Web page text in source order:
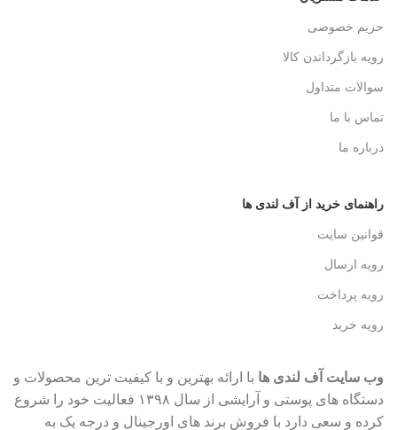
حریم خصوصی
رویه بازگرداندن کالا
سوالات متداول
تماس با ما
درباره ما
راهنمای خرید از آف لندی ها
قوانین سایت
رویه ارسال
رویه پرداخت
رویه خرید
وب سایت آف لندی ها با ارائه بهترین و با کیفیت ترین محصولات و
دستگاه های پوستی و آرایشی از سال ۱۳۹۸ فعالیت خود را شروع
کرده و سعی دارد با فروش برند های اورجینال و درجه یک به